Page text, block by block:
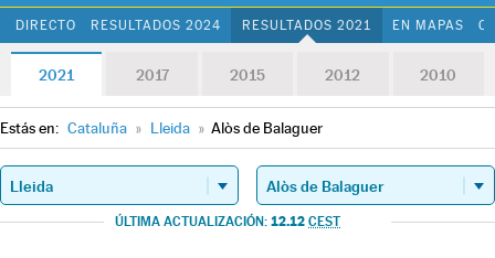
DIRECTO RESULTADOS 2024 RESULTADOS 2021 EN MAPAS
2021 2017 2015 2012 2010
Estás en: Cataluña » Lleida » Alòs de Balaguer
ÚLTIMA ACTUALIZACIÓN: 12.12 CEST